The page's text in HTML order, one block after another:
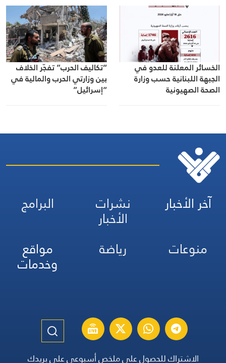
الخسائر المعلنة للعدو في
الجبهة اللبنانية حسب وزارة
الصحة الصهيونية
“تكاليف الحرب” تفجّر الخلاف
بين وزارتي الحرب والمالية في
“إسرائيل”
آخر الأخبار نشرات
الأخبار
البرامج
منوعات
رياضة مواقع
وخدمات
الاشتراك للحصول على ملخص أسبوعي على بريدك